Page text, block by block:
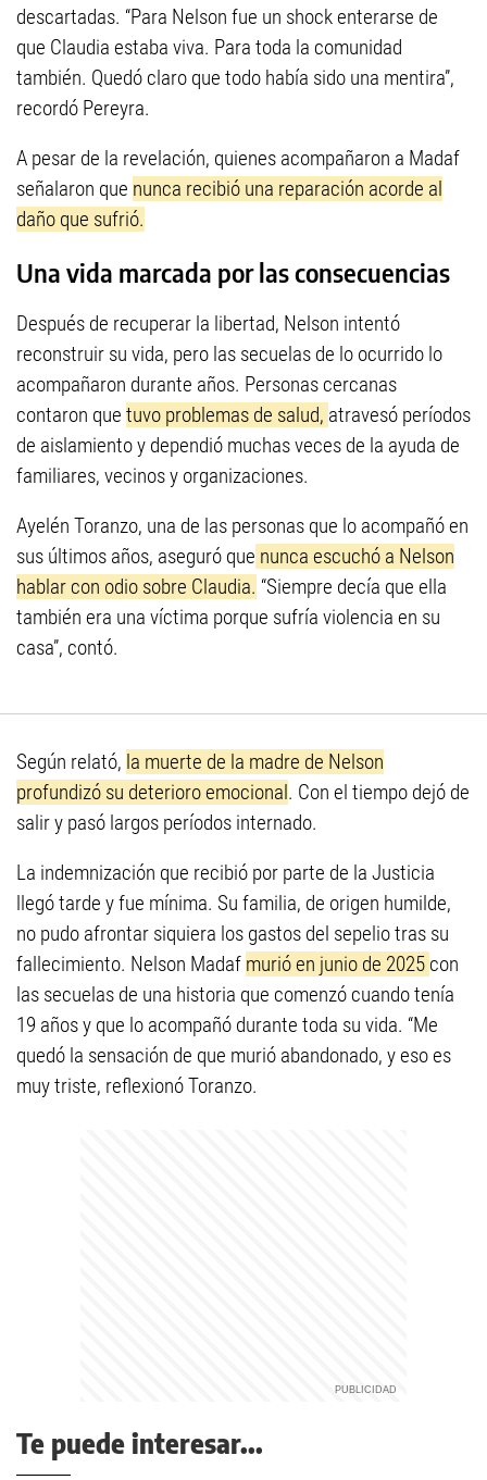
descartadas. “Para Nelson fue un shock enterarse de
que Claudia estaba viva. Para toda la comunidad
también. Quedó claro que todo había sido una mentira”,
recordó Pereyra.
A pesar de la revelación, quienes acompañaron a Madaf
señalaron que nunca recibió una reparación acorde al
daño que sufrió.
Una vida marcada por las consecuencias
Después de recuperar la libertad, Nelson intentó
reconstruir su vida, pero las secuelas de lo ocurrido lo
acompañaron durante años. Personas cercanas
contaron que tuvo problemas de salud, atravesó períodos
de aislamiento y dependió muchas veces de la ayuda de
familiares, vecinos y organizaciones.
Ayelén Toranzo, una de las personas que lo acompañó en
sus últimos años, aseguró que nunca escuchó a Nelson
hablar con odio sobre Claudia. “Siempre decía que ella
también era una víctima porque sufría violencia en su
casa”, contó.
Según relató, la muerte de la madre de Nelson
profundizó su deterioro emocional. Con el tiempo dejó de
salir y pasó largos períodos internado.
La indemnización que recibió por parte de la Justicia
llegó tarde y fue mínima. Su familia, de origen humilde,
no pudo afrontar siquiera los gastos del sepelio tras su
fallecimiento. Nelson Madaf murió en junio de 2025 con
las secuelas de una historia que comenzó cuando tenía
19 años y que lo acompañó durante toda su vida. “Me
quedó la sensación de que murió abandonado, y eso es
muy triste, reflexionó Toranzo.
Te puede interesar...